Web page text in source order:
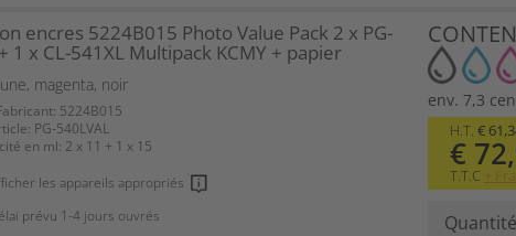
encres 5224B015 Photo Value Pack 2 x PG-
1 x CL-541XL Multipack KCMY + papier
magenta, noir
5224B015
PG-540LVAL
en ml: 2 x 11 + 1 x 15
les appareils appropriés
prévu 1-4 jours ouvrés
env. 7,3
H.T. €
€
T.T.C +
Quantité